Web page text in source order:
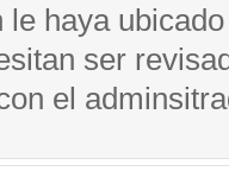
haya
ser
el